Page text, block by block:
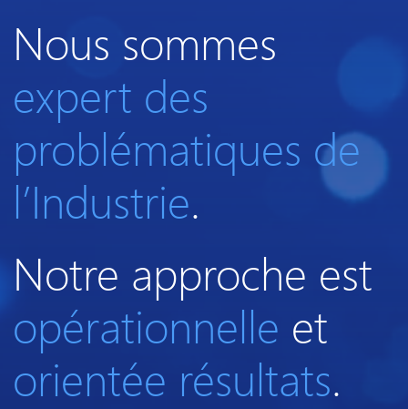
Nous sommes
expert des
problématiques de
l’Industrie.
Notre approche est
opérationnelle et
orientée résultats.